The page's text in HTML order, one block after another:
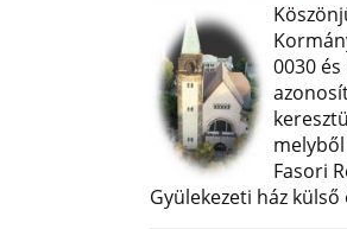
0030 és
Fasori
Gyülekezeti ház